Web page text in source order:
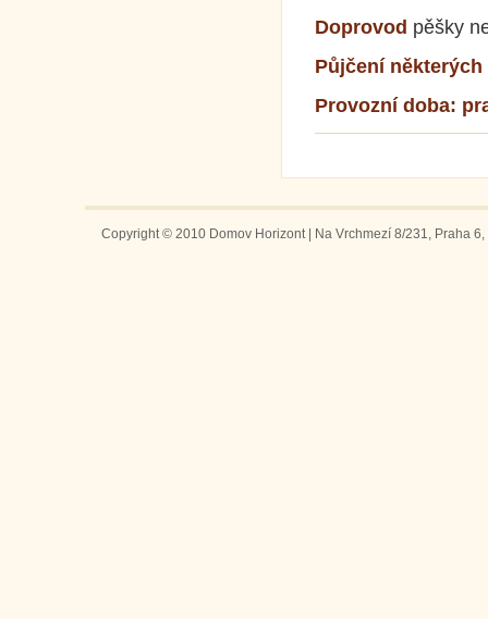
Doprovod pěšky
Půjčení
Provozní doba:
Copyright © 2010 Domov Horizont | Na Vrchmezí 8/231, Praha